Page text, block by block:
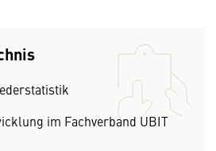
im Fachverband UBIT